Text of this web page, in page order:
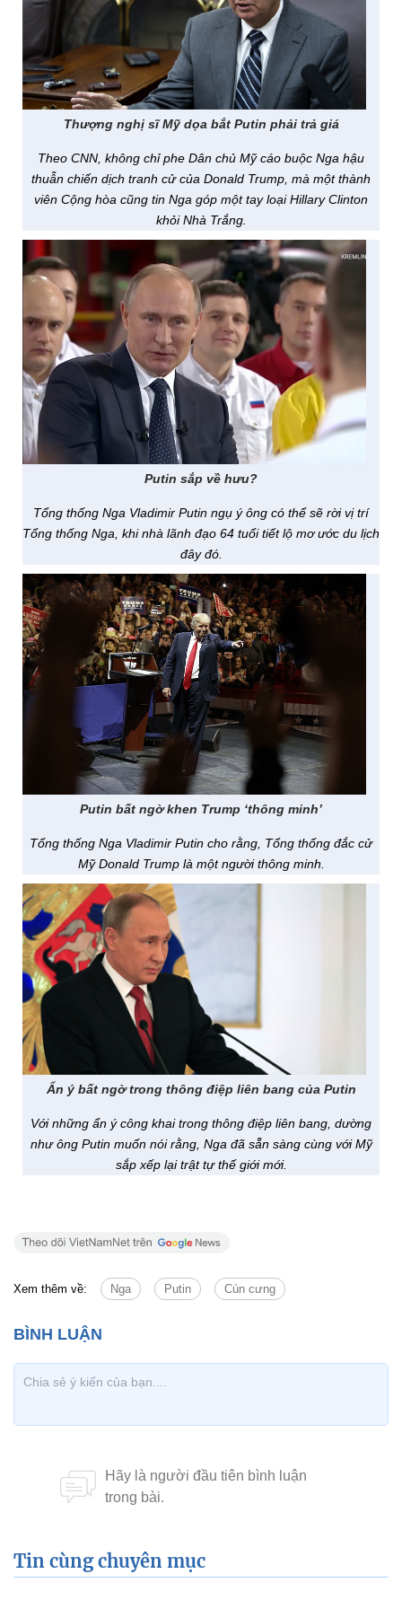
Thượng nghị sĩ Mỹ dọa bắt Putin phải trả giá
Theo CNN, không chỉ phe Dân chủ Mỹ cáo buộc Nga hậu
thuẫn chiến dịch tranh cử của Donald Trump, mà một thành
viên Cộng hòa cũng tin Nga góp một tay loại Hillary Clinton
khỏi Nhà Trắng.
Putin sắp về hưu?
Tổng thống Nga Vladimir Putin ngụ ý ông có thể sẽ rời vị trí
Tổng thống Nga, khi nhà lãnh đạo 64 tuổi tiết lộ mơ ước du lịch
đây đó.
Putin bất ngờ khen Trump ‘thông minh’
Tổng thống Nga Vladimir Putin cho rằng, Tổng thống đắc cử
Mỹ Donald Trump là một người thông minh.
Ẩn ý bất ngờ trong thông điệp liên bang của Putin
Với những ẩn ý công khai trong thông điệp liên bang, dường
như ông Putin muốn nói rằng, Nga đã sẵn sàng cùng với Mỹ
sắp xếp lại trật tự thế giới mới.
Xem thêm về: Nga Putin Cún cưng
Tin cùng chuyên mục